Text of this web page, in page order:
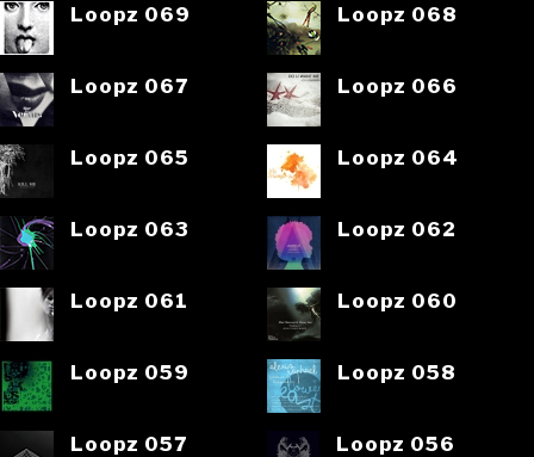
Loopz 069 Loopz 068
Loopz 067 Loopz 066
Loopz 065 Loopz 064
Loopz 063 Loopz 062
Loopz 061 Loopz 060
Loopz 059 Loopz 058
Loopz 057 Loopz 056